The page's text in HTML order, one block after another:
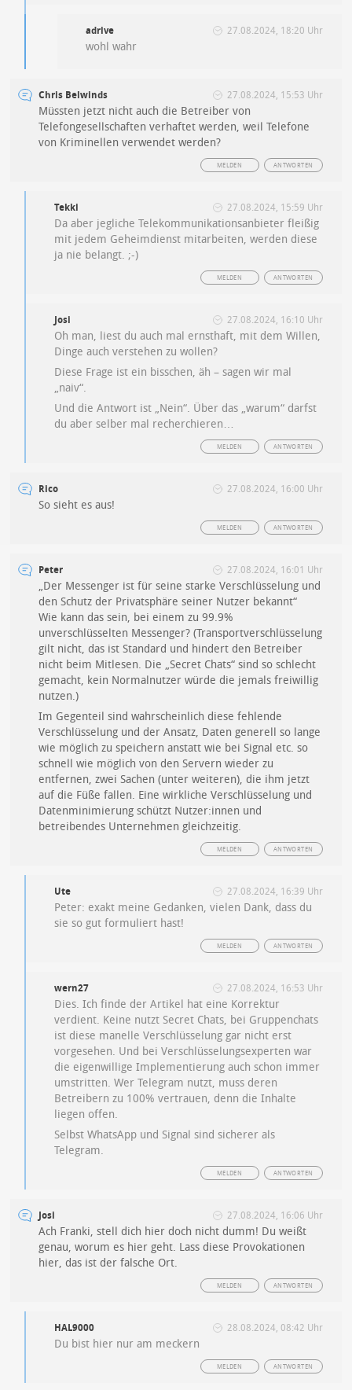
adrive 27.08.2024, 18:20 Uhr
wohl wahr
Chris Belwinds 27.08.2024, 15:53 Uhr
Müssten jetzt nicht auch die Betreiber von
Telefongesellschaften verhaftet werden, weil Telefone
von Kriminellen verwendet werden?
ANTWORTEN
MELDEN
Tekki 27.08.2024, 15:59 Uhr
Da aber jegliche Telekommunikationsanbieter fleißig
mit jedem Geheimdienst mitarbeiten, werden diese
ja nie belangt. ;-)
ANTWORTEN
MELDEN
Josi 27.08.2024, 16:10 Uhr
Oh man, liest du auch mal ernsthaft, mit dem Willen,
Dinge auch verstehen zu wollen?
Diese Frage ist ein bisschen, äh – sagen wir mal
„naiv“.
Und die Antwort ist „Nein“. Über das „warum“ darfst
du aber selber mal recherchieren…
ANTWORTEN
MELDEN
Rico 27.08.2024, 16:00 Uhr
So sieht es aus!
ANTWORTEN
MELDEN
Peter 27.08.2024, 16:01 Uhr
„Der Messenger ist für seine starke Verschlüsselung und
den Schutz der Privatsphäre seiner Nutzer bekannt“
Wie kann das sein, bei einem zu 99.9%
unverschlüsselten Messenger? (Transportverschlüsselung
gilt nicht, das ist Standard und hindert den Betreiber
nicht beim Mitlesen. Die „Secret Chats“ sind so schlecht
gemacht, kein Normalnutzer würde die jemals freiwillig
nutzen.)
Im Gegenteil sind wahrscheinlich diese fehlende
Verschlüsselung und der Ansatz, Daten generell so lange
wie möglich zu speichern anstatt wie bei Signal etc. so
schnell wie möglich von den Servern wieder zu
entfernen, zwei Sachen (unter weiteren), die ihm jetzt
auf die Füße fallen. Eine wirkliche Verschlüsselung und
Datenminimierung schützt Nutzer:innen und
betreibendes Unternehmen gleichzeitig.
ANTWORTEN
MELDEN
Ute 27.08.2024, 16:39 Uhr
Peter: exakt meine Gedanken, vielen Dank, dass du
sie so gut formuliert hast!
ANTWORTEN
MELDEN
wern27 27.08.2024, 16:53 Uhr
Dies. Ich finde der Artikel hat eine Korrektur
verdient. Keine nutzt Secret Chats, bei Gruppenchats
ist diese manelle Verschlüsselung gar nicht erst
vorgesehen. Und bei Verschlüsselungsexperten war
die eigenwillige Implementierung auch schon immer
umstritten. Wer Telegram nutzt, muss deren
Betreibern zu 100% vertrauen, denn die Inhalte
liegen offen.
Selbst WhatsApp und Signal sind sicherer als
Telegram.
ANTWORTEN
MELDEN
Josi 27.08.2024, 16:06 Uhr
Ach Franki, stell dich hier doch nicht dumm! Du weißt
genau, worum es hier geht. Lass diese Provokationen
hier, das ist der falsche Ort.
ANTWORTEN
MELDEN
HAL9000 28.08.2024, 08:42 Uhr
Du bist hier nur am meckern
ANTWORTEN
MELDEN